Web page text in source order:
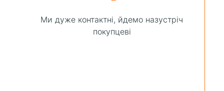
Ми дуже контактні, йдемо назустріч
покупцеві